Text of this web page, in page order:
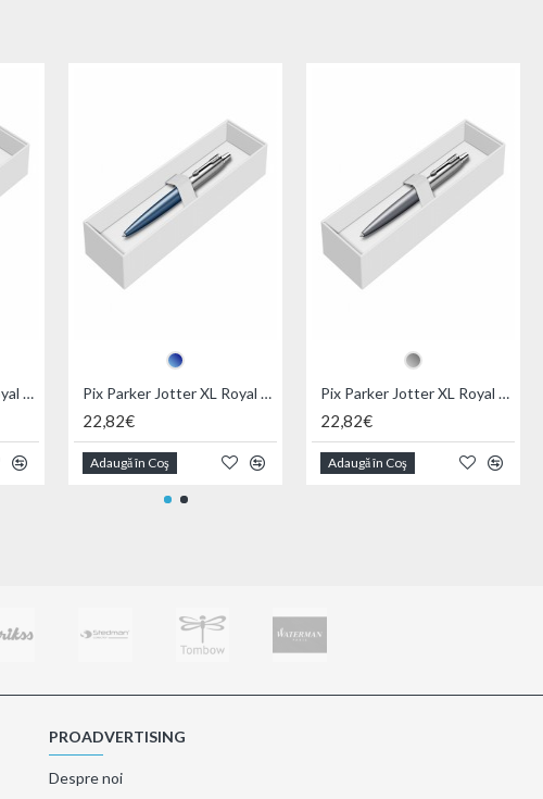
Pix plastic Olympic
0,31€
Pix Parker Jotter XL Royal Richmond Matte Black CT Pix Parker Jotter XL Royal Primrose Matte Blue CT
22,82€
Adaugă în Coş
Pix Parker Jotter XL Royal Alexandra Matte Grey CT
22,82€
Adaugă în Coş
PROADVERTISING
Despre noi